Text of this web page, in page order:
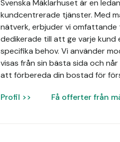
Svenska Mäklarhuset är en
kundcentrerade tjänster. Med
nätverk, erbjuder vi
dedikerade till att ge varje
specifika behov. Vi använder
visas från sin bästa sida och
att förbereda din bostad för
Profil >> Få offerter från